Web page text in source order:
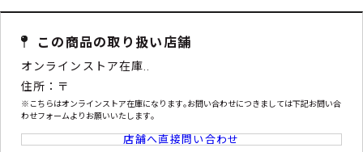
この商品の取り扱い店舗
オンラインストア在庫..
住所：〒
※こちらはオンラインストア在庫になります｡お問い合わせにつきましては下記お問い合
わせフォームよりお願いいたします｡
店舗へ直接問い合わせ